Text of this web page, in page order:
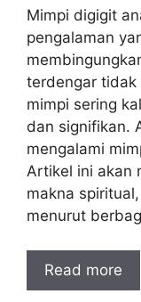
Mimpi digigit
pengalaman
terdengar tidak
mimpi sering
dan signifikan.
mengalami
Artikel ini akan
makna
menurut
Read more